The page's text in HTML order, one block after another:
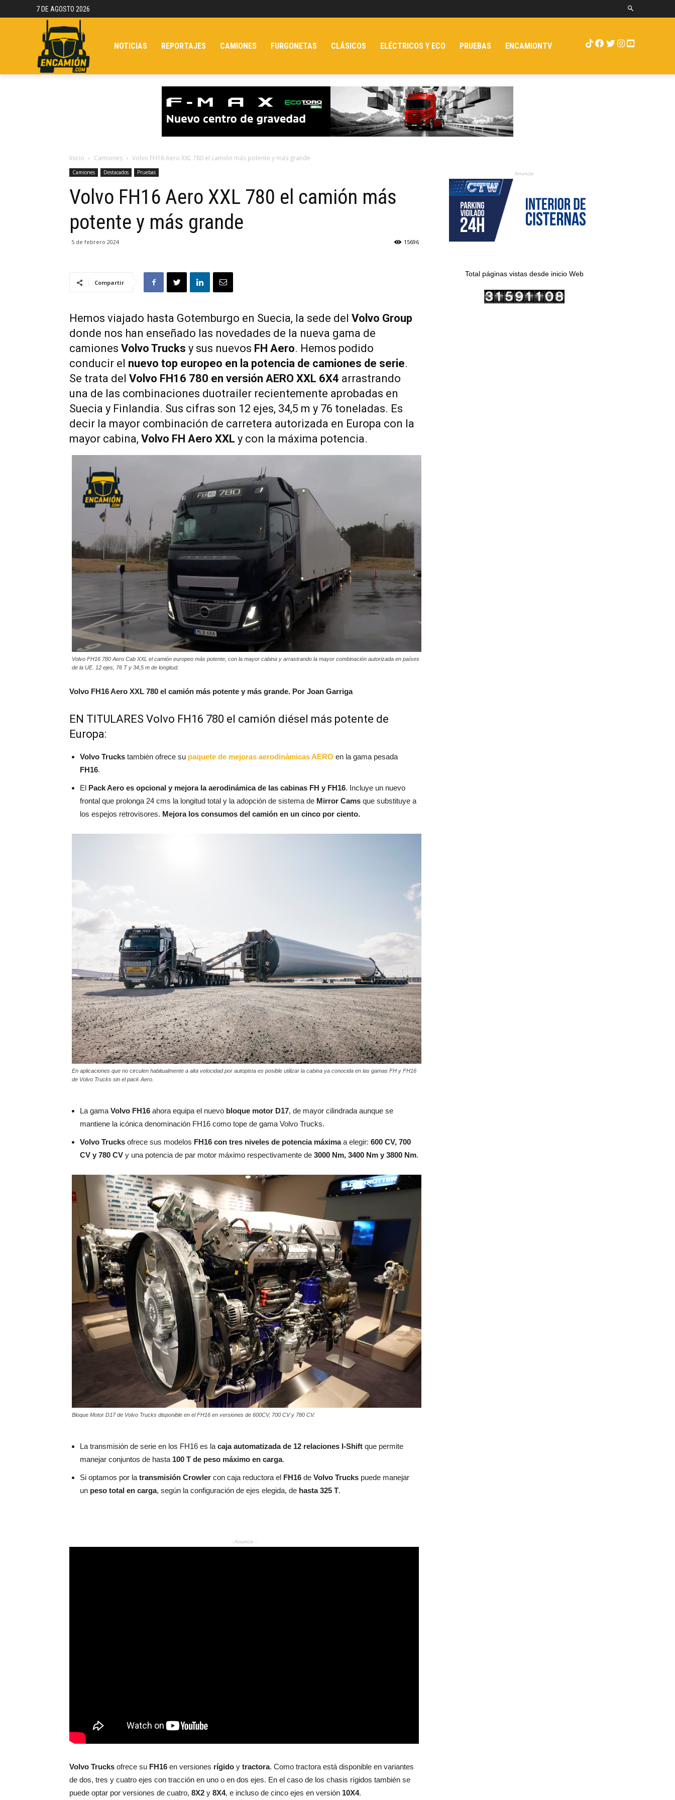
7 DE AGOSTO 2026
NOTICIAS REPORTAJES CAMIONES FURGONETAS CLÁSICOS ELÉCTRICOS Y ECO PRUEBAS ENCAMIONTV
Inicio Camiones Volvo FH16 Aero XXL 780 el camión más potente y más grande
Camiones Destacados Pruebas
Volvo FH16 Aero XXL 780 el camión más
potente y más grande
5 de febrero 2024 15696
Compartir
Hemos viajado hasta Gotemburgo en Suecia, la sede del Volvo Group
donde nos han enseñado las novedades de la nueva gama de
camiones Volvo Trucks y sus nuevos FH Aero. Hemos podido
conducir el nuevo top europeo en la potencia de camiones de serie.
Se trata del Volvo FH16 780 en versión AERO XXL 6X4 arrastrando
una de las combinaciones duotrailer recientemente aprobadas en
Suecia y Finlandia. Sus cifras son 12 ejes, 34,5 m y 76 toneladas. Es
decir la mayor combinación de carretera autorizada en Europa con la
mayor cabina, Volvo FH Aero XXL y con la máxima potencia.
Volvo FH16 780 Aero Cab XXL el camión europeo más potente, con la mayor cabina y arrastrando la mayor combinación autorizada en países
de la UE. 12 ejes, 76 T y 34,5 m de longitud.
Volvo FH16 Aero XXL 780 el camión más potente y más grande. Por Joan Garriga
EN TITULARES Volvo FH16 780 el camión diésel más potente de
Europa:
Volvo Trucks también ofrece su paquete de mejoras aerodinámicas AERO en la gama pesada
FH16.
El Pack Aero es opcional y mejora la aerodinámica de las cabinas FH y FH16. Incluye un nuevo
frontal que prolonga 24 cms la longitud total y la adopción de sistema de Mirror Cams que substituye a
los espejos retrovisores. Mejora los consumos del camión en un cinco por ciento.
En aplicaciones que no circulen habitualmente a alta velocidad por autopista es posible utilizar la cabina ya conocida en las gamas FH y FH16
de Volvo Trucks sin el pack Aero.
La gama Volvo FH16 ahora equipa el nuevo bloque motor D17, de mayor cilindrada aunque se
mantiene la icónica denominación FH16 como tope de gama Volvo Trucks.
Volvo Trucks ofrece sus modelos FH16 con tres niveles de potencia máximaa elegir: 600 CV, 700
CV y 780 CV y una potencia de par motor máximo respectivamente de 3000 Nm, 3400 Nm y 3800 Nm.
Bloque Motor D17 de Volvo Trucks disponible en el FH16 en versiones de 600CV, 700 CV y 780 CV.
La transmisión de serie en los FH16 es la caja automatizada de 12 relaciones I-Shift que permite
manejar conjuntos de hasta 100 T de peso máximo en carga.
Si optamos por la transmisión Crowler con caja reductora el FH16 de Volvo Trucks puede manejar
un peso total en carga, según la configuración de ejes elegida, de hasta 325 T.
- Anuncio -
Volvo Trucks ofrece su FH16 en versiones rígido y tractora. Como tractora está disponible en variantes
de dos, tres y cuatro ejes con tracción en uno o en dos ejes. En el caso de los chasis rígidos también se
puede optar por versiones de cuatro, 8X2 y 8X4, e incluso de cinco ejes en versión 10X4.
Anuncio
Total páginas vistas desde inicio Web